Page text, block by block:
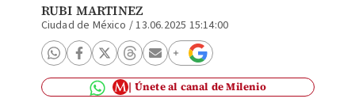
RUBI MARTINEZ
Ciudad de México /13.06.2025 15:14:00
Únete al canal de Milenio